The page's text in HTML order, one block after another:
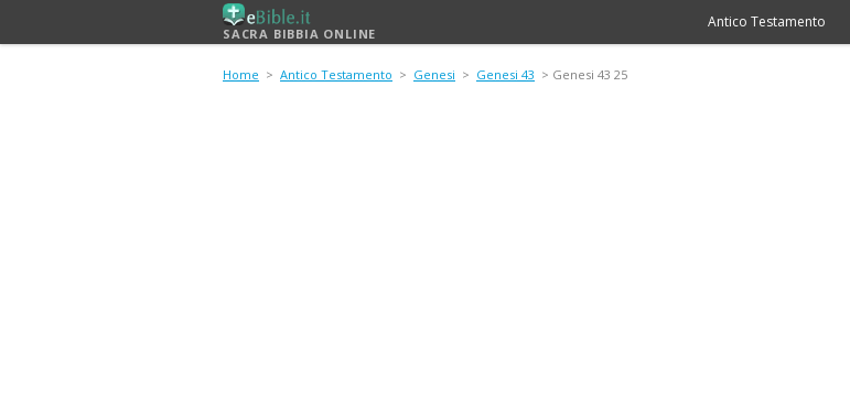
SACRA BIBBIA ONLINE
Antico Testamento
Home > Antico Testamento > Genesi > Genesi 43 > Genesi 43 25